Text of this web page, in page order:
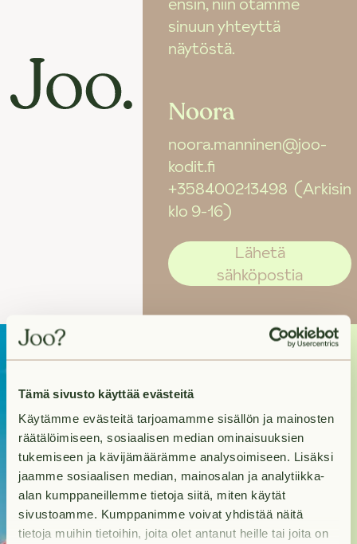
Tämä sivusto käyttää evästeitä
Käytämme evästeitä tarjoamamme sisällön ja mainosten
räätälöimiseen, sosiaalisen median ominaisuuksien
tukemiseen ja kävijämäärämme analysoimiseen. Lisäksi
jaamme sosiaalisen median, mainosalan ja analytiikka-
alan kumppaneillemme tietoja siitä, miten käytät
sivustoamme. Kumppanimme voivat yhdistää näitä
tietoja muihin tietoihin, joita olet antanut heille tai joita on
sinuun yhteyttä
näytöstä.
Noora
noora.manninen@joo-
kodit.fi
+358400213498 (Arkisin
klo 9-16)
Lähetä
sähköpostia
Kohti uutta
kotia?
Tuleva kotisi odottaa
sinua hakumatkan
päässä.